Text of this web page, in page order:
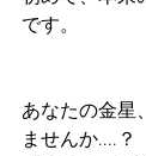
です。
あなたの金星
ませんか....？